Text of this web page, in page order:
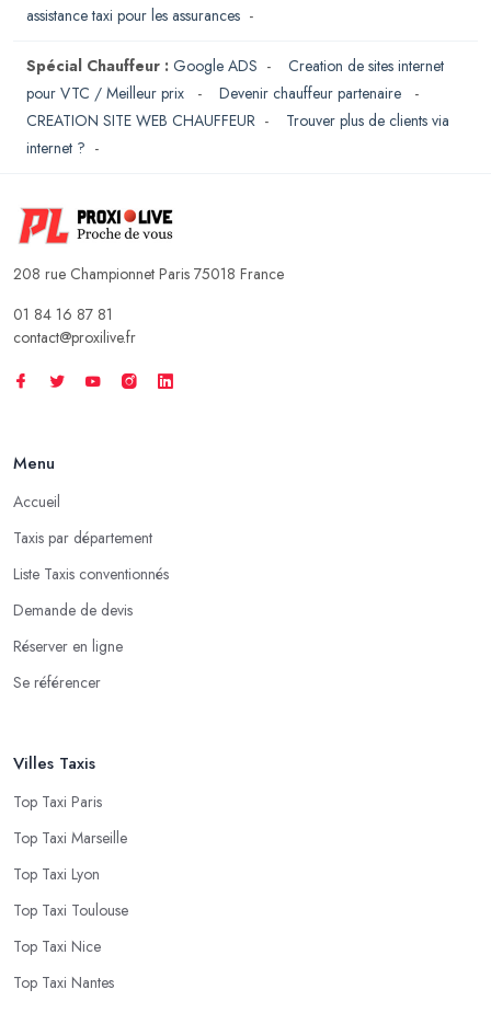
assistance taxi pour les assurances -
Spécial Chauffeur : Google ADS - Creation de sites internet
pour VTC / Meilleur prix
- Devenir chauffeur partenaire
-
CREATION SITE WEB CHAUFFEUR - Trouver plus de clients via
internet ? -
208 rue Championnet Paris 75018 France
01 84 16 87 81
contact@proxilive.fr
Menu
Accueil
Taxis par département
Liste Taxis conventionnés
Demande de devis
Réserver en ligne
Se référencer
Villes Taxis
Top Taxi Paris
Top Taxi Marseille
Top Taxi Lyon
Top Taxi Toulouse
Top Taxi Nice
Top Taxi Nantes